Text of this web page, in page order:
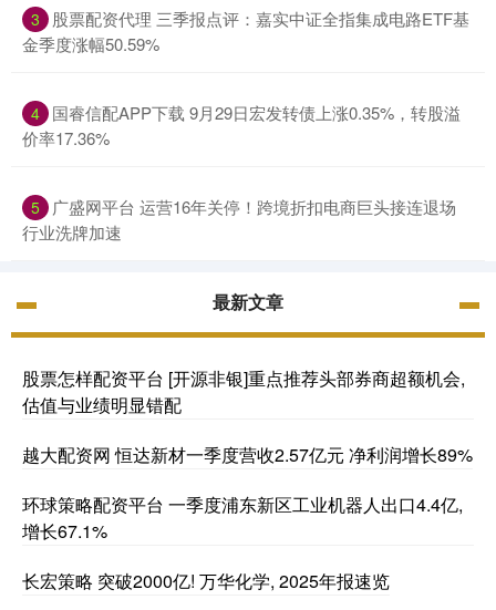
3
股票配资代理 三季报点评：嘉实中证全指集成电路ETF基
金季度涨幅50.59%
4 国睿信配APP下载 9月29日宏发转债上涨0.35%，转股溢
价率17.36%
5 广盛网平台 运营16年关停！跨境折扣电商巨头接连退场
行业洗牌加速
最新文章
股票怎样配资平台 [开源非银]重点推荐头部券商超额机会,
估值与业绩明显错配
越大配资网 恒达新材一季度营收2.57亿元 净利润增长89%
环球策略配资平台 一季度浦东新区工业机器人出口4.4亿,
增长67.1%
长宏策略 突破2000亿! 万华化学, 2025年报速览